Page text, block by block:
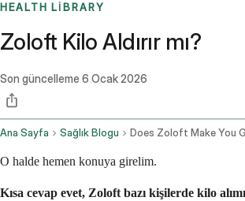
HEALTH LIBRARY
Zoloft Kilo Aldırır mı?
Son güncelleme 6 Ocak 2026
Ana Sayfa Sağlık Blogu
O halde hemen konuya girelim.
Kısa cevap evet, Zoloft bazı kişilerde kilo